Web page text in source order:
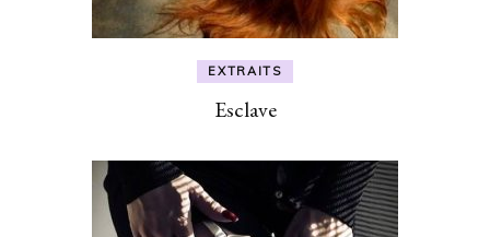
EXTRAITS
Esclave